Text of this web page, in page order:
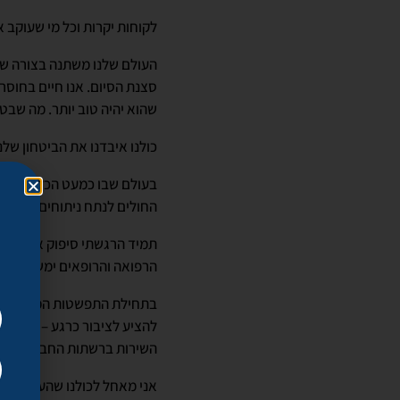
לקוחות יקרות וכל מי שעוקב
העולם שלנו משתנה בצורה
סצנת הסיום. אנו חיים
שהוא יהיה טוב יותר. מה
כולנו איבדנו את הביטחון
בעולם שבו כמעט הכל מאבד
החולים לנתח ניתוחים
תמיד הרגשתי סיפוק אדיר
הרפואה והרופאים ימשיכו
בתחילת התפשטות המחלה
להציע לציבור כרגע –
השירות ברשתות החברתיות
אני מאחל לכולנו שהעולם